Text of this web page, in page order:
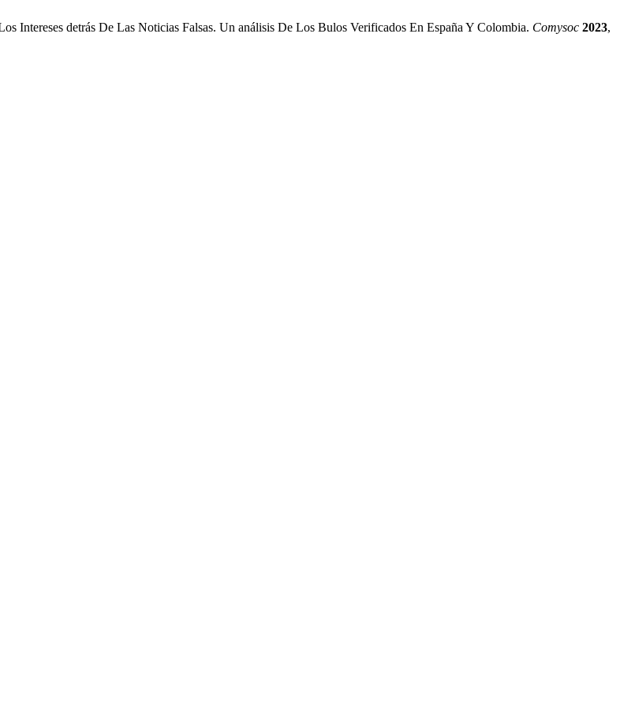
Intereses detrás De Las Noticias Falsas. Un análisis De Los Bulos Verificados En España Y Colombia. Comysoc 2023,